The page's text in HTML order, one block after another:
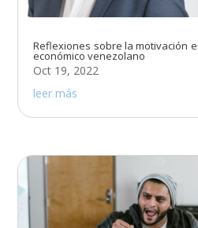
Reflexiones sobre la motivación
económico venezolano
Oct 19, 2022
leer más